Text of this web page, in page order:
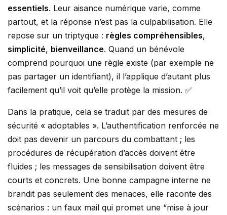
essentiels. Leur aisance numérique varie, comme
partout, et la réponse n’est pas la culpabilisation. Elle
repose sur un triptyque : règles compréhensibles,
simplicité, bienveillance. Quand un bénévole
comprend pourquoi une règle existe (par exemple ne
pas partager un identifiant), il l’applique d’autant plus
facilement qu’il voit qu’elle protège la mission. ✅
Dans la pratique, cela se traduit par des mesures de
sécurité « adoptables ». L’authentification renforcée ne
doit pas devenir un parcours du combattant ; les
procédures de récupération d’accès doivent être
fluides ; les messages de sensibilisation doivent être
courts et concrets. Une bonne campagne interne ne
brandit pas seulement des menaces, elle raconte des
scénarios : un faux mail qui promet une “mise à jour